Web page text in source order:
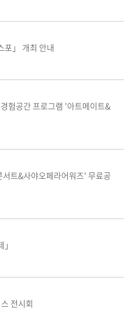
포」 개최 안내
험공간 프로그램 '아트메이트&
트&사야오페라어워즈' 무료공
전시회